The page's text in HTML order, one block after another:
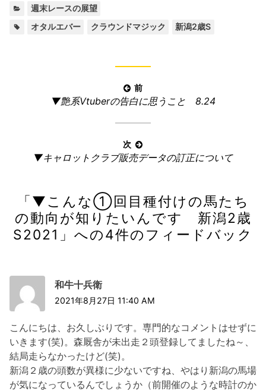
ゴ
週末レースの展望
オタルエバー クラウンドマジック 新潟2歳S
ン
前
前
▼艶系Vtuberの告白に思うこと 8.24
次
次
事:
▼キャロットクラブ販売データの訂正について
「▼こんな①回目種付けの馬たち
の動向が知りたいんです 新潟2歳
S2021 」への4件のフィードバック
和牛十兵衛
2021年8月27日 11:40 AM
こんにちは、お久しぶりです。専門的なコメントはせずに
いきます(笑)。森厩舎が未出走２頭登録してましたね～、
結局走らなかったけど(笑)。
新潟２歳の頭数が異様に少ないですね、やはり新潟の馬場
が気になっているんでしょうか（前開催のような時計のか